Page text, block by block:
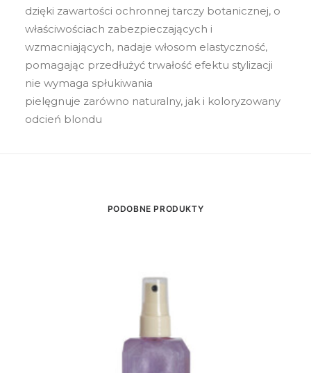
dzięki zawartości ochronnej tarczy botanicznej, o
właściwościach zabezpieczających i
wzmacniających, nadaje włosom elastyczność,
pomagając przedłużyć trwałość efektu stylizacji
nie wymaga spłukiwania
pielęgnuje zarówno naturalny, jak i koloryzowany
odcień blondu
PODOBNE PRODUKTY